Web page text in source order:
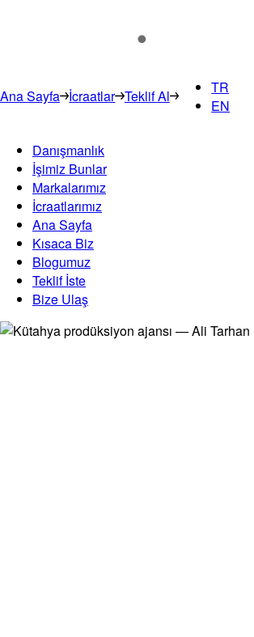
Ana Sayfa İcraatlar Teklif Al
TR
EN
Danışmanlık
İşimiz Bunlar
Markalarımız
İcraatlarımız
Ana Sayfa
Kısaca Biz
Blogumuz
Teklif İste
Bize Ulaş